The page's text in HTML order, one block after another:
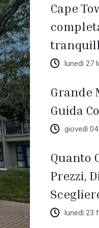
Cape
lunedì 27
Grande
Guida
giovedì
Quanto
Prezzi,
lunedì 23